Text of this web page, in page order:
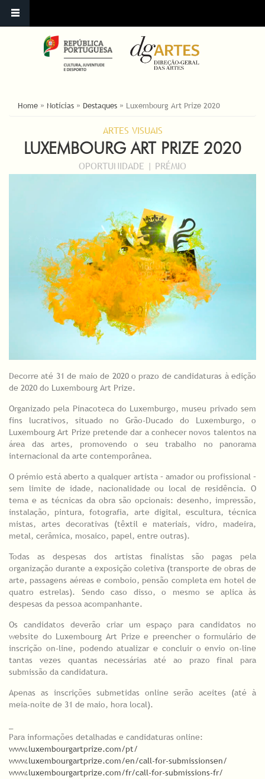
ESTÁ AQUI
Home » Notícias » Destaques » Luxembourg Art Prize 2020
ARTES VISUAIS
LUXEMBOURG ART PRIZE 2020
OPORTUNIDADE | PRÉMIO
Decorre até 31 de maio de 2020 o prazo de candidaturas à edição
de 2020 do Luxembourg Art Prize.
Organizado pela Pinacoteca do Luxemburgo, museu privado sem
fins lucrativos, situado no Grão-Ducado do Luxemburgo, o
Luxembourg Art Prize pretende dar a conhecer novos talentos na
área das artes, promovendo o seu trabalho no panorama
internacional da arte contemporânea.
O prémio está aberto a qualquer artista – amador ou profissional –
sem limite de idade, nacionalidade ou local de residência. O
tema e as técnicas da obra são opcionais: desenho, impressão,
instalação, pintura, fotografia, arte digital, escultura, técnica
mistas, artes decorativas (têxtil e materiais, vidro, madeira,
metal, cerâmica, mosaico, papel, entre outras).
Todas as despesas dos artistas finalistas são pagas pela
organização durante a exposição coletiva (transporte de obras de
arte, passagens aéreas e comboio, pensão completa em hotel de
quatro estrelas). Sendo caso disso, o mesmo se aplica às
despesas da pessoa acompanhante.
Os candidatos deverão criar um espaço para candidatos no
website do Luxembourg Art Prize e preencher o formulário de
inscrição on-line, podendo atualizar e concluir o envio on-line
tantas vezes quantas necessárias até ao prazo final para
submissão da candidatura.
Apenas as inscrições submetidas online serão aceites (até à
meia-noite de 31 de maio, hora local).
Para informações detalhadas e candidaturas online:
www.luxembourgartprize.com/pt/
www.luxembourgartprize.com/en/call-for-submissionsen/
www.luxembourgartprize.com/fr/call-for-submissions-fr/